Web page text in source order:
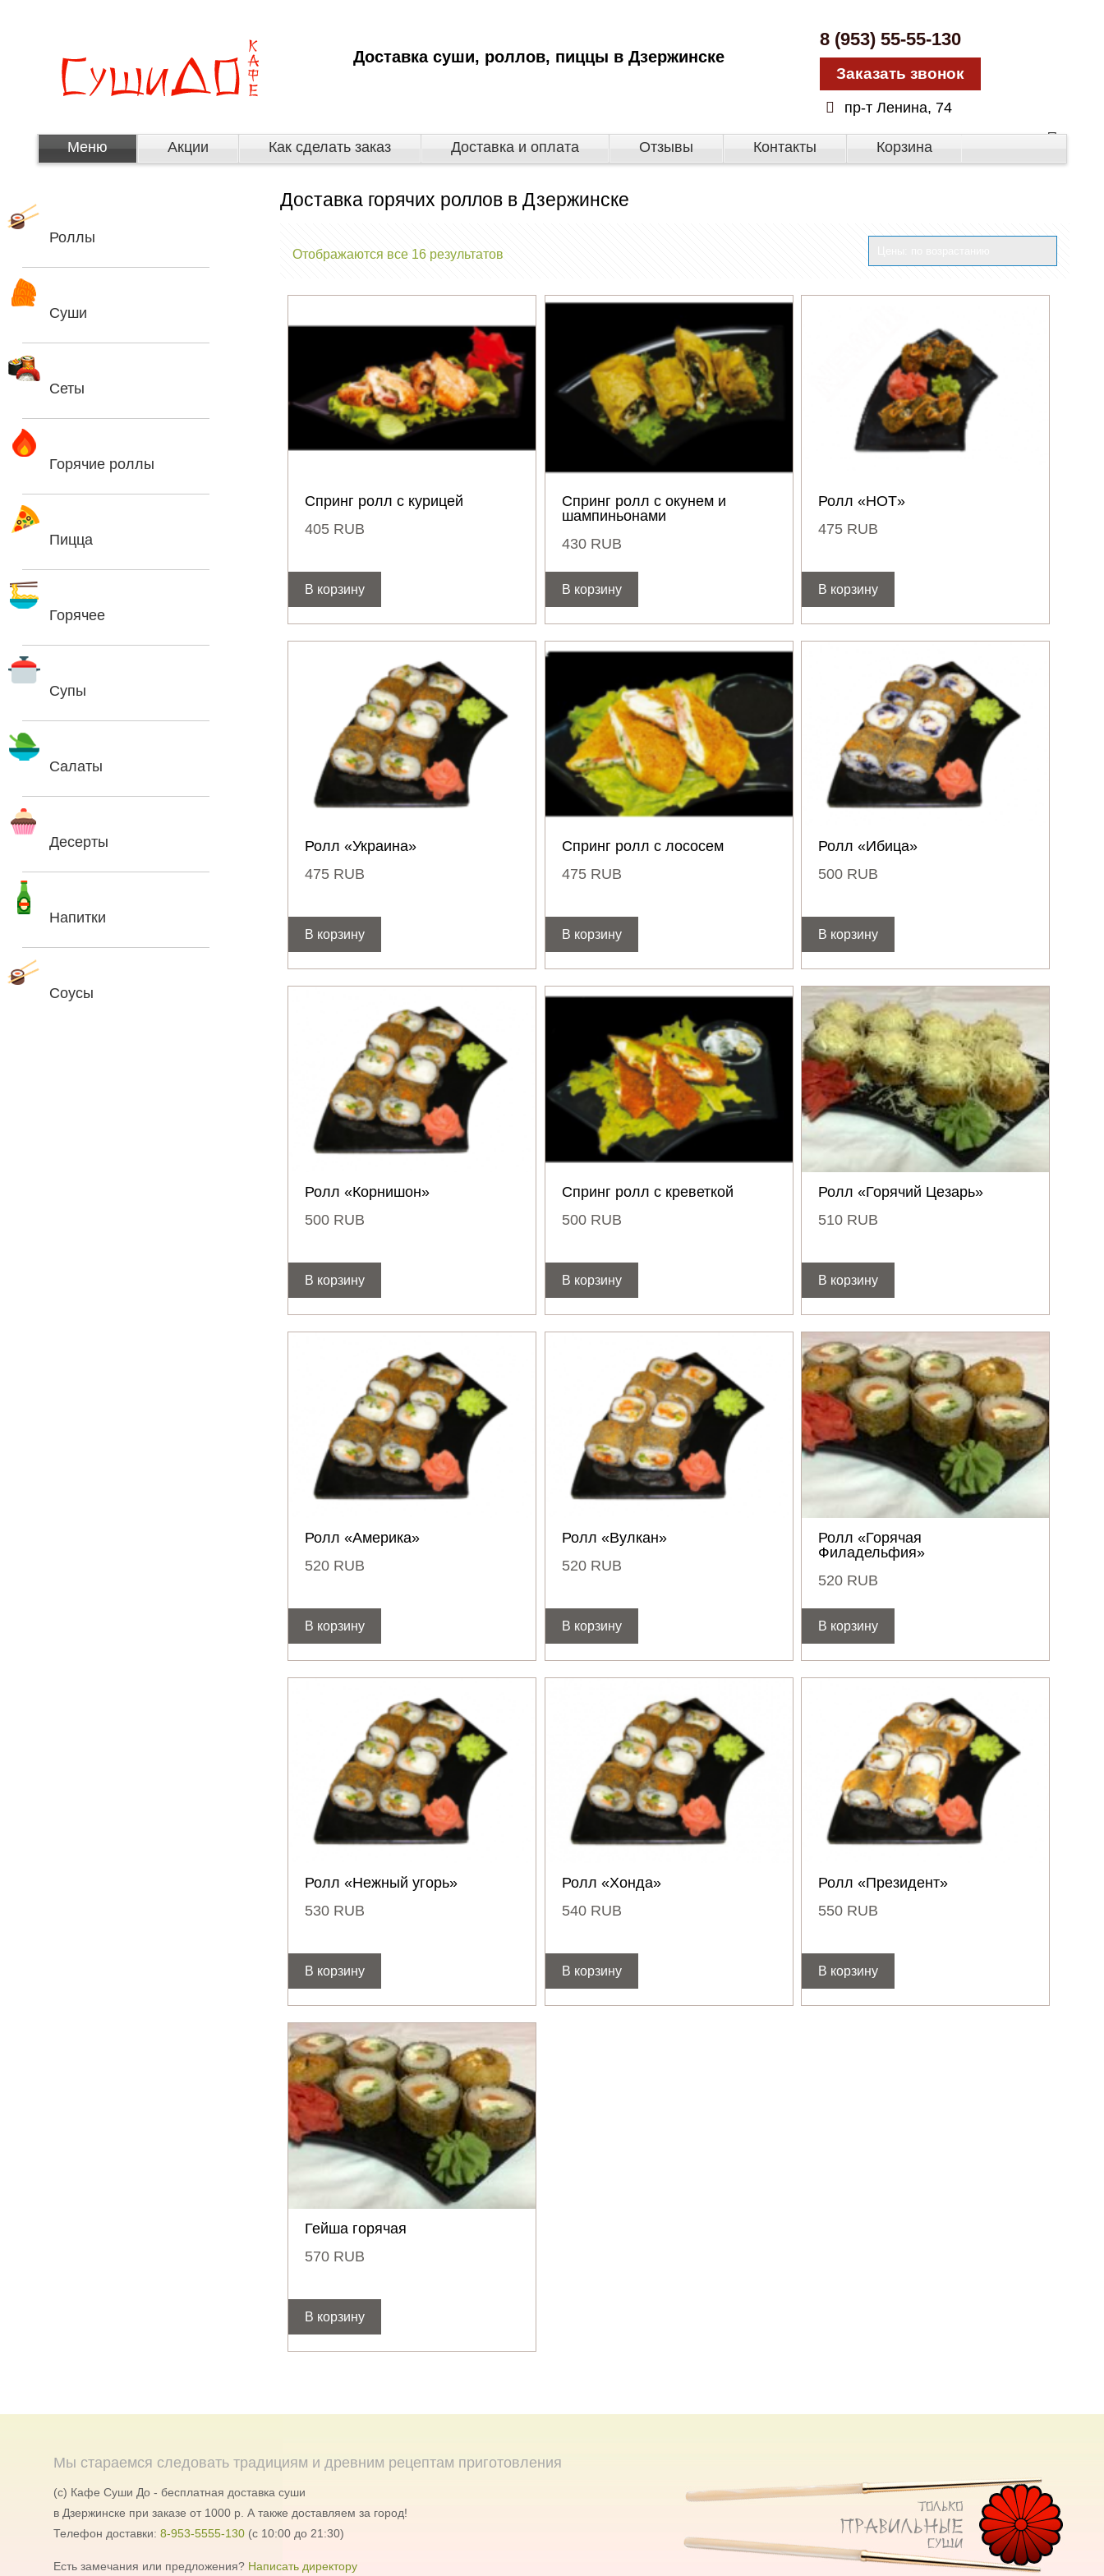
Меню Акции Как сделать заказ Доставка и оплата Отзывы Контакты Корзина
Доставка суши, роллов, пиццы в Дзержинске
8 (953) 55-55-130
Заказать звонок
пр-т Ленина, 74
Доставка горячих роллов в Дзержинске
Отображаются все 16 результатов
Спринг ролл с курицей
405 RUB
В корзину
Спринг ролл с окунем и
шампиньонами
430RUB
В корзину
Ролл «HOT»
475 RUB
В корзину
Ролл «Украина»
475 RUB
В корзину
Спринг ролл с лососем
475RUB
В корзину
Ролл «Ибица»
500 RUB
В корзину
Ролл «Корнишон»
500 RUB
В корзину
Спринг ролл с креветкой
500RUB
В корзину
Ролл «Горячий Цезарь»
510 RUB
В корзину
Ролл «Америка»
520 RUB
В корзину
Ролл «Вулкан»
520RUB
В корзину
Ролл «Горячая
Филадельфия»
520 RUB
В корзину
Ролл «Нежный угорь»
530 RUB
В корзину
Ролл «Хонда»
540RUB
В корзину
Ролл «Президент»
550 RUB
В корзину
Гейша горячая
570 RUB
В корзину
Роллы
Суши
Сеты
Горячие роллы
Пицца
Горячее
Супы
Салаты
Десерты
Напитки
Соусы
Мы стараемся следовать традициям и древним рецептам приготовления
(c) Кафе Суши До - бесплатная доставка суши
в Дзержинске при заказе от 1000 р. А также доставляем за город!
Телефон доставки: 8-953-5555-130(с 10:00 до 21:30)
Есть замечания или предложения? Написать директору